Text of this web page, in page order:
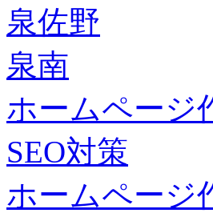
泉佐野
泉南
ホームページ
SEO対策
ホームページ